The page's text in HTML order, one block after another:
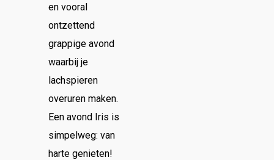
en vooral
ontzettend
grappige avond
waarbij je
lachspieren
overuren maken.
Een avond Iris is
simpelweg: van
harte genieten!